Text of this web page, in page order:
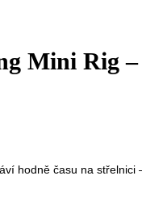
Mini Rig
hodně času na